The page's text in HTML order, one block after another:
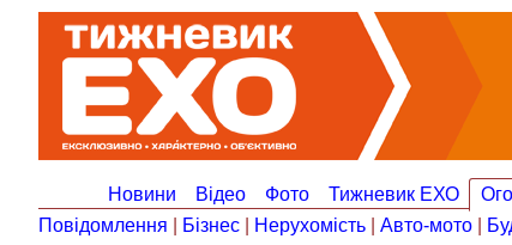
Новини Відео Фото Тижневик ЕХО
Повідомлення
Бізнес Нерухомість Авто-мото